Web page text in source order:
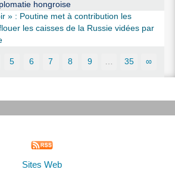
hongroise
» : Poutine met à contribution les
les caisses de la Russie vidées par
5 6 7 8 9 35 ∞
Sites Web